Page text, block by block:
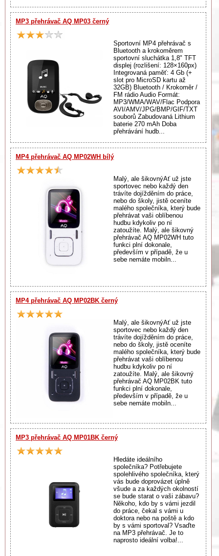
MP3 přehrávač AQ MP03 černý
Sportovní MP4 přehrávač s
Bluetooth a krokoměrem
sportovní sluchátka 1,8" TFT
displej (rozlišení: 128×160px)
Integrovaná paměť: 4 Gb (+
slot pro MicroSD kartu až
32GB) Bluetooth / Krokoměr /
FM rádio Audio Formát:
MP3/WMA/WAV/Flac Podpora
AVI/AMV/JPG/BMP/GIF/TXT
souborů Zabudovaná Lithium
baterie 270 mAh Doba
přehrávání hudb...
MP4 přehrávač AQ MP02WH bílý
Malý, ale šikovnýAť už jste
sportovec nebo každý den
trávíte dojížděním do práce,
nebo do školy, jistě oceníte
malého společníka, který bude
přehrávat vaši oblíbenou
hudbu kdykoliv po ní
zatoužíte. Malý, ale šikovný
přehrávač AQ MP02WH tuto
funkci plní dokonale,
především v případě, že u
sebe nemáte mobiln...
MP4 přehrávač AQ MP02BK černý
Malý, ale šikovnýAť už jste
sportovec nebo každý den
trávíte dojížděním do práce,
nebo do školy, jistě oceníte
malého společníka, který bude
přehrávat vaši oblíbenou
hudbu kdykoliv po ní
zatoužíte. Malý, ale šikovný
přehrávač AQ MP02BK tuto
funkci plní dokonale,
především v případě, že u
sebe nemáte mobiln...
MP3 přehrávač AQ MP01BK černý
Hledáte ideálního
společníka? Potřebujete
spolehlivého společníka, který
vás bude doprovázet úplně
všude a za každých okolností
se bude starat o vaši zábavu?
Někoho, kdo by s vámi jezdil
do práce, čekal s vámi u
doktora nebo na poště a kdo
by s vámi sportoval? Vsaďte
na MP3 přehrávač. Je to
naprosto ideální volba!...